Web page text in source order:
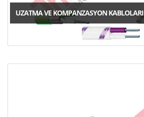
UZATMA VE KOMPANZASYON KABLOLARI